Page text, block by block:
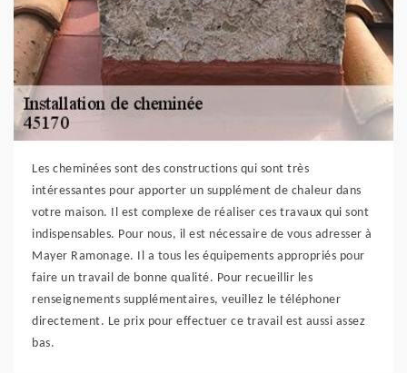
Les cheminées sont des constructions qui sont très
intéressantes pour apporter un supplément de chaleur dans
votre maison. Il est complexe de réaliser ces travaux qui sont
indispensables. Pour nous, il est nécessaire de vous adresser à
Mayer Ramonage. Il a tous les équipements appropriés pour
faire un travail de bonne qualité. Pour recueillir les
renseignements supplémentaires, veuillez le téléphoner
directement. Le prix pour effectuer ce travail est aussi assez
bas.